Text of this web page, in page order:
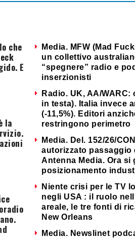
che
E
la
Media. MFW (Mad
un collettivo
“spegnere” radio e
inserzionisti
Radio. UK, AA/
in testa). Italia invece
(-11,5%). Editori
restringono perimetro
Media. Del. 152/26/
autorizzato passaggio
Antenna Media. Ora si
posizionamento
Niente crisi per le TV
negli USA : il ruolo
areale, le tre fonti di
New Orleans
Media. Newslinet